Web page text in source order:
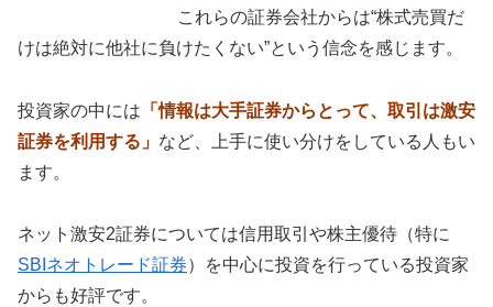
これらの証券会社からは“株式売買だ
けは絶対に他社に負けたくない”という信念を感じます。
投資家の中には 「情報は大手証券からとって、取引は激安
証券を利用する」 など、上手に使い分けをしている人もい
ます。
ネット激安2証券については信用取引や株主優待（特に
SBIネオトレード証券）を中心に投資を行っている投資家
からも好評です。